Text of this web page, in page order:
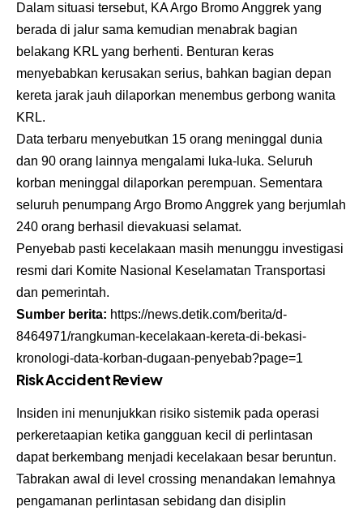
Dalam situasi tersebut, KA Argo Bromo Anggrek yang
berada di jalur sama kemudian menabrak bagian
belakang KRL yang berhenti. Benturan keras
menyebabkan kerusakan serius, bahkan bagian depan
kereta jarak jauh dilaporkan menembus gerbong wanita
KRL.
Data terbaru menyebutkan 15 orang meninggal dunia
dan 90 orang lainnya mengalami luka-luka. Seluruh
korban meninggal dilaporkan perempuan. Sementara
seluruh penumpang Argo Bromo Anggrek yang berjumlah
240 orang berhasil dievakuasi selamat.
Penyebab pasti kecelakaan masih menunggu investigasi
resmi dari Komite Nasional Keselamatan Transportasi
dan pemerintah.
Sumber berita: https://news.detik.com/berita/d-
8464971/rangkuman-kecelakaan-kereta-di-bekasi-
kronologi-data-korban-dugaan-penyebab?page=1
Risk Accident Review
Insiden ini menunjukkan risiko sistemik pada operasi
perkeretaapian ketika gangguan kecil di perlintasan
dapat berkembang menjadi kecelakaan besar beruntun.
Tabrakan awal di level crossing menandakan lemahnya
pengamanan perlintasan sebidang dan disiplin